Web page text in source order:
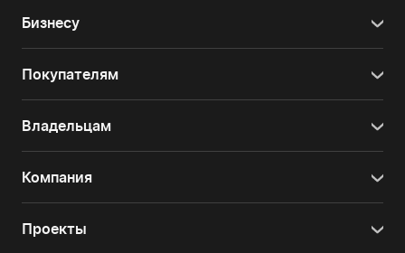
Бизнесу
Покупателям
Владельцам
Компания
Проекты